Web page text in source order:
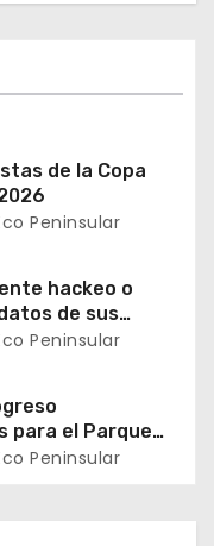
de la Copa
Peninsular
hackeo o
de sus
Peninsular
para el Parque
con inversión de
Peninsular